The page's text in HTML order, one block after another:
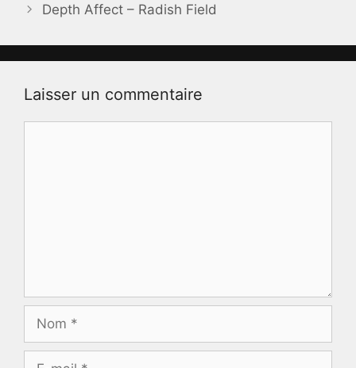
Depth Affect – Radish Field
Laisser un commentaire